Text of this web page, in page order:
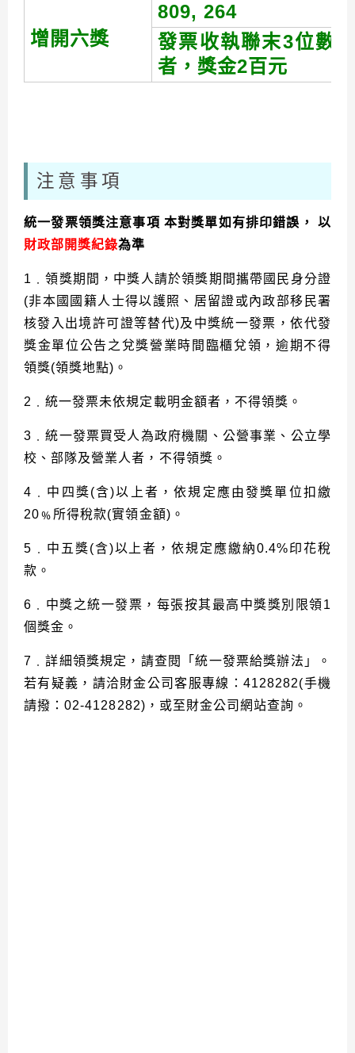
增開六獎
809, 264
發票收執聯末3位數
者，獎金2百元
注意事項
統一發票領獎注意事項 本對獎單如有排印錯誤， 以
財政部開獎紀錄為準
1﹒領獎期間，中獎人請於領獎期間攜帶國民身分證
(非本國國籍人士得以護照、居留證或內政部移民署
核發入出境許可證等替代)及中獎統一發票，依代發
獎金單位公告之兌獎營業時間臨櫃兌領，逾期不得
領獎(領獎地點)。
2﹒統一發票未依規定載明金額者，不得領獎。
3﹒統一發票買受人為政府機關、公營事業、公立學
校、部隊及營業人者，不得領獎。
4﹒中四獎(含)以上者，依規定應由發獎單位扣繳
20﹪所得稅款(實領金額)。
5﹒中五獎(含)以上者，依規定應繳納0.4%印花稅
款。
6﹒中獎之統一發票，每張按其最高中獎獎別限領1
個獎金。
7﹒詳細領獎規定，請查閱「統一發票給獎辦法」。
若有疑義，請洽財金公司客服專線：4128282(手機
請撥：02-4128282)，或至財金公司網站查詢。